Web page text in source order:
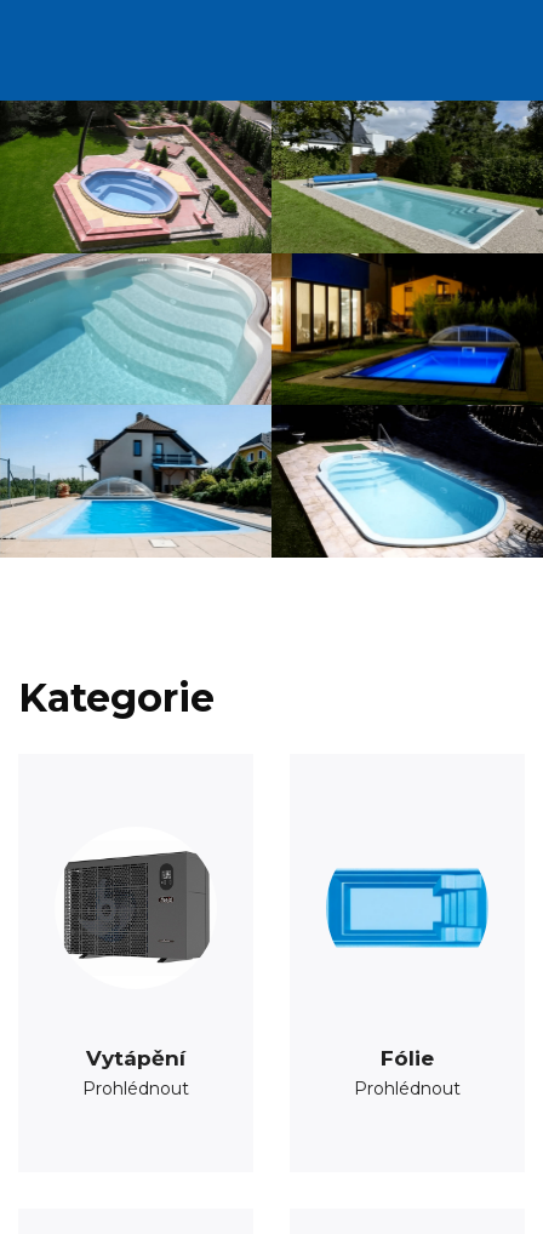
Kategorie
Vytápění
Prohlédnout
Fólie
Prohlédnout